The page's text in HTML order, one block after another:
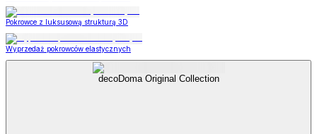
Pokrowce z luksusową strukturą 3D
Wyprzedaż pokrowców elastycznych
decoDoma Original Collection